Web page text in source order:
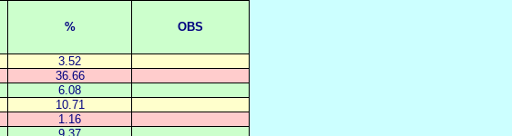
% OBS
3.52
36.66
6.08
10.71
1.16